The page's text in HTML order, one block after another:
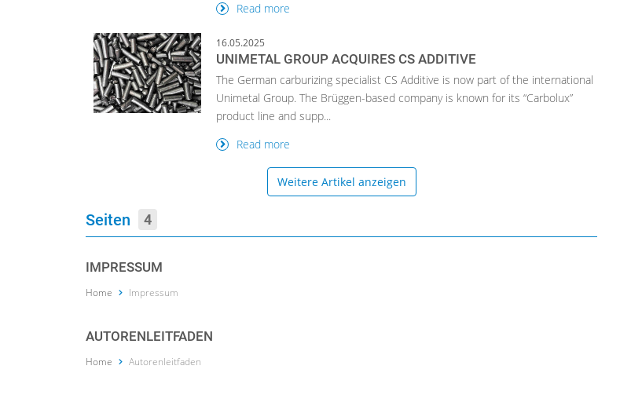
Read more
16.05.2025
UNIMETAL GROUP ACQUIRES CS ADDITIVE
The German carburizing specialist CS Additive is now part of the international
Unimetal Group. The Brüggen-based company is known for its “Carbolux”
product line and supp...
Read more
Weitere Artikel anzeigen
Seiten 4
IMPRESSUM
Home Impressum
AUTORENLEITFADEN
Home Autorenleitfaden